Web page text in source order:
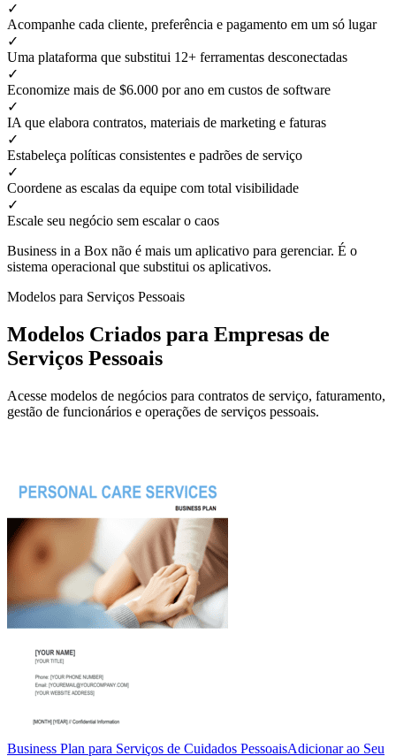
✓
Acompanhe cada cliente, preferência e pagamento em um só lugar
✓
Uma plataforma que substitui 12+ ferramentas desconectadas
✓
Economize mais de $6.000 por ano em custos de software
✓
IA que elabora contratos, materiais de marketing e faturas
✓
Estabeleça políticas consistentes e padrões de serviço
✓
Coordene as escalas da equipe com total visibilidade
✓
Escale seu negócio sem escalar o caos
Business in a Box não é mais um aplicativo para gerenciar. É o
sistema operacional que substitui os aplicativos.
Modelos para Serviços Pessoais
Modelos Criados para Empresas de
Serviços Pessoais
Acesse modelos de negócios para contratos de serviço, faturamento,
gestão de funcionários e operações de serviços pessoais.
Business Plan para Serviços de Cuidados PessoaisAdicionar ao Seu